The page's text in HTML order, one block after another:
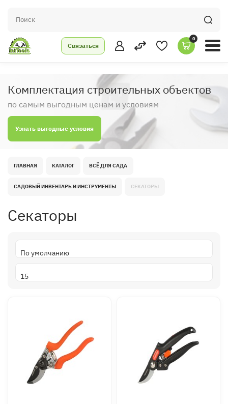
Связаться
0
Комплектация строительных объектов
по самым выгодным ценам и условиям
Узнать выгодные условия
ГЛАВНАЯ КАТАЛОГ ВСЁ ДЛЯ САДА
САДОВЫЙ ИНВЕНТАРЬ И ИНСТРУМЕНТЫ СЕКАТОРЫ
Секаторы